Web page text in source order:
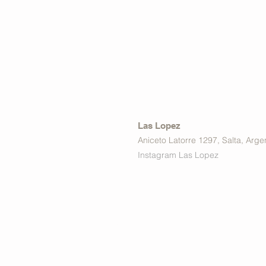
Las Lopez
Aniceto Latorre 1297, Salta,
Instagram Las Lopez